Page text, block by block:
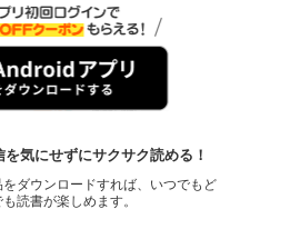
を気にせずにサクサク読める！
をダウンロードすれば、いつでもど
も読書が楽しめます。